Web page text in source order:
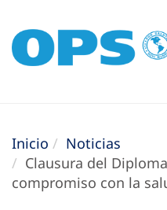
Inicio
Noticias
Clausura del
compromiso con la